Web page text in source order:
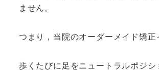
ません。
つまり，当院のオーダーメイド矯正
歩くたびに足をニュートラルポジシ